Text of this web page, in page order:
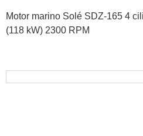
Motor marino Solé SDZ-165 4
(118 kW) 2300 RPM